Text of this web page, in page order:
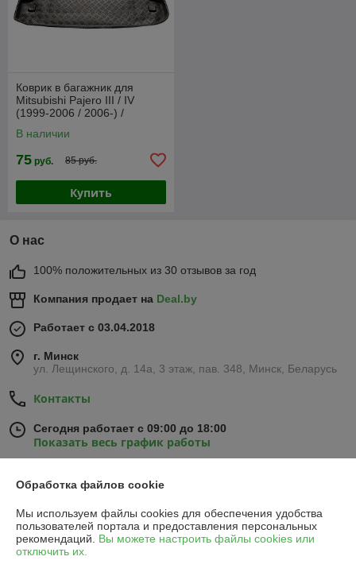
Коврик в багажник для
Mitsubishi Pajero III / IV
(1999-2006 / 2006-) /
В наличии
75 руб. 85 руб.
Купить
О нас
100% положительных из 30 отзывов за год
Компания продает на Deal.by
Работает с 03.04.2018
г. Минск
ул. Лещинского, д. 14а, 3 этаж, пав. 348, Минск, Беларусь
Контакты
Сегодня работает с 09:00 до 18:00
Показать весь график работы
Отзывы о магазине
486 отзывов за всё время
Александр
Обработка файлов cookie
Мы используем файлы cookies для обеспечения удобства
пользователей портала и предоставления персональных
рекомендаций. Вы можете настроить файлы cookies или
отключить их.